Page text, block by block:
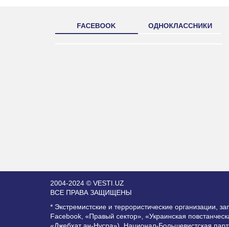
FACEBOOK ОДНОКЛАССНИКИ
2004-2024 © VESTI.UZ
ВСЕ ПРАВА ЗАЩИЩЕНЫ
* Экстремистские и террористические
Facebook, «Правый сектор», «Украинская
«Джебхат ан-Нусра»), Национал-Большевистская